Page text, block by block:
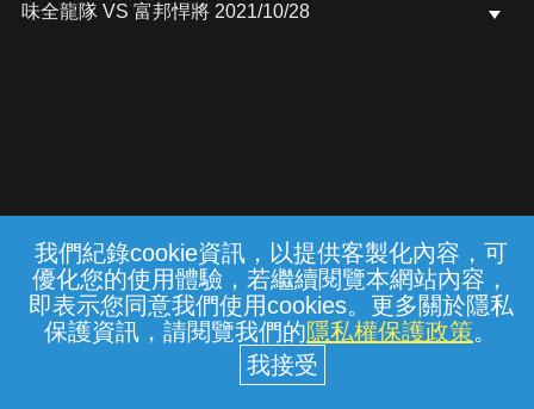
我們紀錄cookie資訊，以提供客製化內容，可
優化您的使用體驗，若繼續閱覽本網站內容，
即表示您同意我們使用cookies。更多關於隱私
保護資訊，請閱覽我們的隱私權保護政策。
味全龍隊 VS 富邦悍將 2021/10/28
常見問題 線上客服 服務條款 隱私權保護
中華電信股份有限公司個人家庭分公司
(統一編號：96979949) © 2026
{{notifyMsg}}